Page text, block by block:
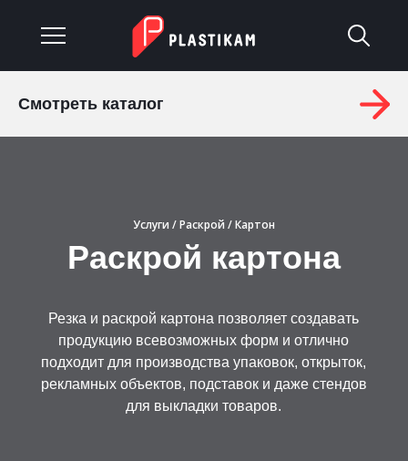
Изделия на заказ
Оплата и доставка
Гарантия
Смотреть каталог
Услуги /Раскрой / Картон
Раскрой картона
Резка и раскрой картона позволяет создавать
продукцию всевозможных форм и отлично
подходит для производства упаковок, открыток,
рекламных объектов, подставок и даже стендов
для выкладки товаров.